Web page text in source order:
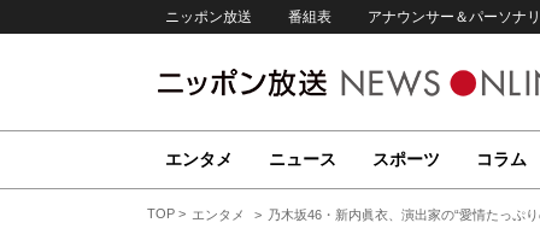
ニッポン放送 番組表 アナウンサー＆パーソナ
エンタメ ニュース スポーツ コラム
TOP エンタメ 乃木坂46・新内眞衣、演出家の“愛情たっぷ